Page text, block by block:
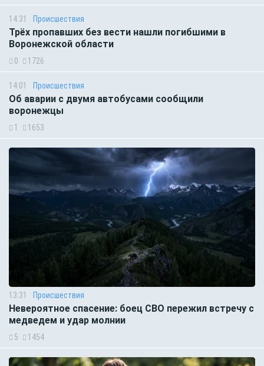
14:31 Происшествия
Трёх пропавших без вести нашли погибшими в
Воронежской области
0 1726
14:01 Происшествия
Об аварии с двумя автобусами сообщили
воронежцы
1 1653
13:31 Происшествия
Невероятное спасение: боец СВО пережил встречу с
медведем и удар молнии
5 1454